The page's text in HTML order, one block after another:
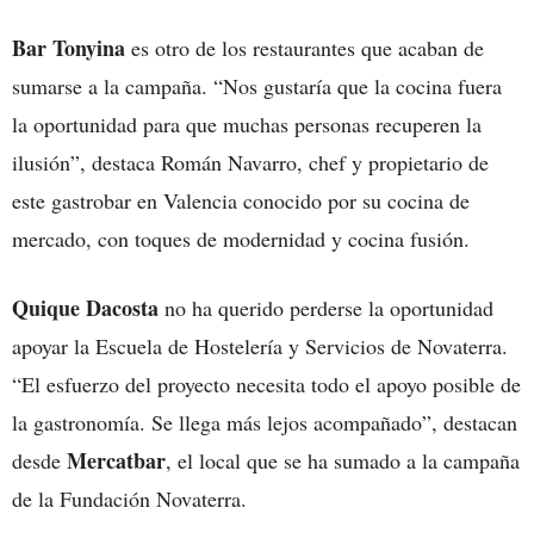
Bar Tonyina es otro de los restaurantes que acaban de
sumarse a la campaña. “Nos gustaría que la cocina fuera
la oportunidad para que muchas personas recuperen la
ilusión”, destaca Román Navarro, chef y propietario de
este gastrobar en Valencia conocido por su cocina de
mercado, con toques de modernidad y cocina fusión.
Quique Dacosta no ha querido perderse la oportunidad
apoyar la Escuela de Hostelería y Servicios de Novaterra.
“El esfuerzo del proyecto necesita todo el apoyo posible de
la gastronomía. Se llega más lejos acompañado”, destacan
desde Mercatbar, el local que se ha sumado a la campaña
de la Fundación Novaterra.